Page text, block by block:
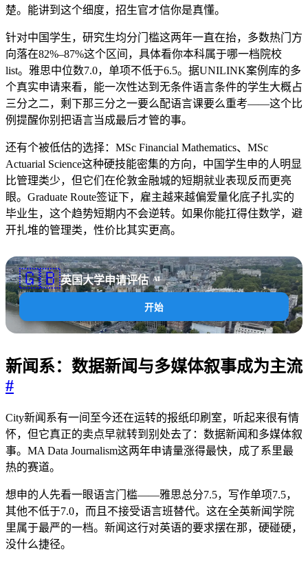
楚。能讲到这个细度，招生官才信你是真懂。
针对中国学生，研究生均分门槛这两年一直在抬，多数热门方
向落在82%–87%这个区间，具体看你本科属于哪一档院校
list。雅思中位数7.0，单项不低于6.5。据UNILINK案例库的多
个真实申请来看，能一次性达到无条件语言条件的学生大概占
三分之二，剩下那三分之一要么配语言课要么重考——这个比
例提醒你别把语言当成最后才管的事。
还有个被低估的选择：MSc Financial Mathematics、MSc
Actuarial Science这种硬技能密集的方向，中国学生申的人明显
比管理类少，但它们在伦敦金融城的短期就业表现反而更亮
眼。Graduate Route签证下，雇主越来越偏爱量化底子扎实的
毕业生，这个趋势短期内不会逆转。如果你能扛得住数学，避
开扎堆的管理类，性价比其实更高。
🇬🇧英国大学申请评估 AI
开始
新闻系：数据新闻与多媒体叙事成为主流
#
City新闻系有一间至今还在运转的报纸印刷室，听起来很有情
怀，但它真正的卖点早就转到别处去了：数据新闻和多媒体叙
事。MA Data Journalism这两年申请量涨得最快，成了系里最
热的赛道。
想申的人先看一眼语言门槛——雅思总分7.5，写作单项7.5，
其他不低于7.0，而且不接受语言班替代。这在全英新闻学院
里属于最严的一档。新闻这行对英语的要求摆在那，硬碰硬，
没什么捷径。